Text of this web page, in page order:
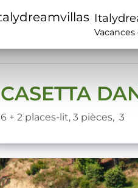
Vacances
CASETTA
6 + 2 places-lit, 3 pièces, 3